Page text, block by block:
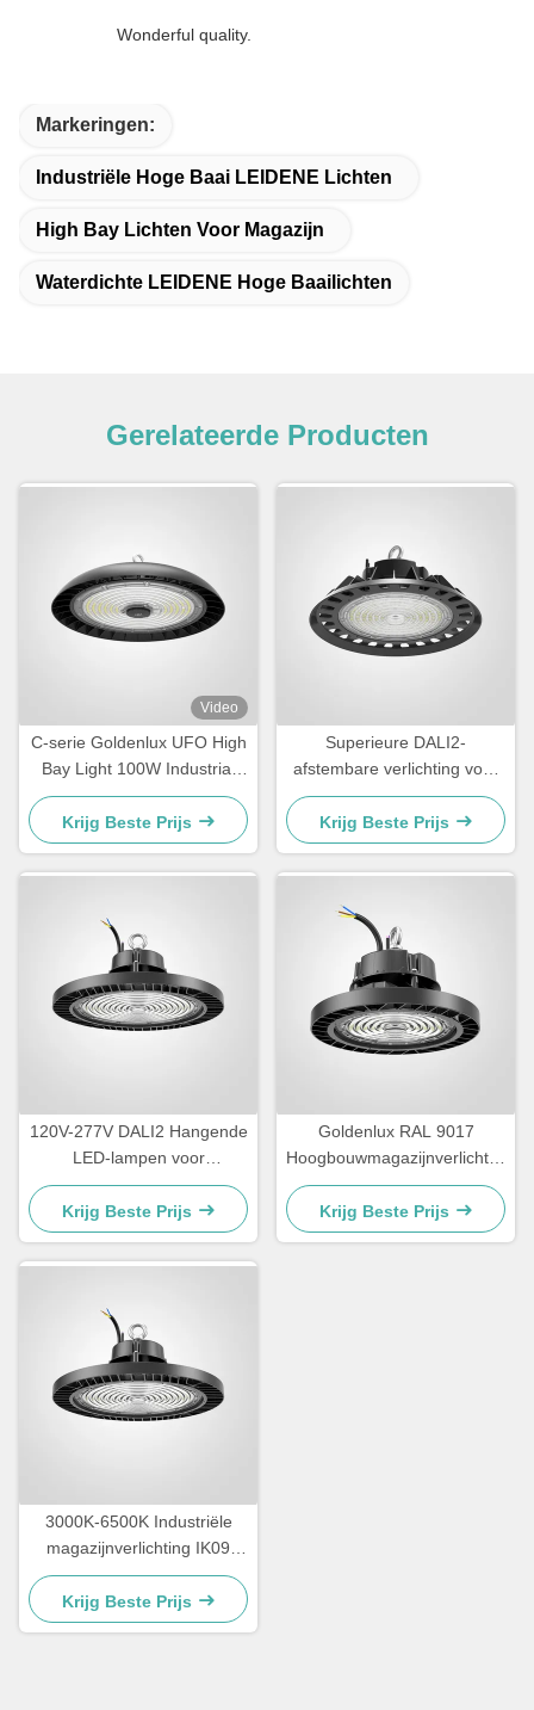
Wonderful quality.
Markeringen:
Industriële Hoge Baai LEIDENE Lichten
High Bay Lichten Voor Magazijn
Waterdichte LEIDENE Hoge Baailichten
Gerelateerde Producten
Video
C-serie Goldenlux UFO High
Bay Light 100W Industrial
High Bay Led Light Fixtures
Krijg Beste Prijs
Superieure DALI2-
afstembare verlichting voor
magazijnen
Krijg Beste Prijs
120V-277V DALI2 Hangende
LED-lampen voor
magazijnen IP65 waterdicht
Krijg Beste Prijs
Goldenlux RAL 9017
Hoogbouwmagazijnverlichting
SMD2835 Industriële
hoogbouwverlichting
Krijg Beste Prijs
3000K-6500K Industriële
magazijnverlichting IK09
LED-verlichting
Krijg Beste Prijs